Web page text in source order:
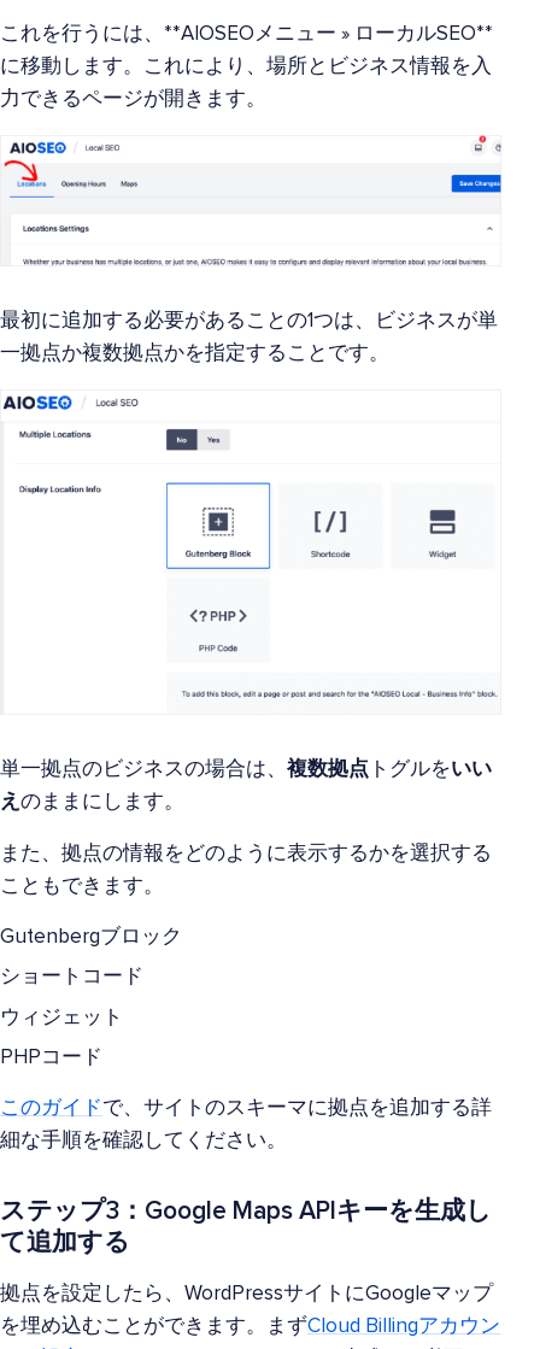
これを行うには、**AIOSEOメニュー » ローカルSEO**
に移動します。これにより、場所とビジネス情報を入
力できるページが開きます。
最初に追加する必要があることの1つは、ビジネスが単
一拠点か複数拠点かを指定することです。
単一拠点のビジネスの場合は、 複数拠点 トグルをいい
え のままにします。
また、拠点の情報をどのように表示するかを選択する
こともできます。
Gutenbergブロック
ショートコード
ウィジェット
PHPコード
このガイドで、サイトのスキーマに拠点を追加する詳
細な手順を確認してください。
ステップ3：Google Maps APIキーを生成し
て追加する
拠点を設定したら、WordPressサイトにGoogleマップ
を埋め込むことができます。まずCloud Billingアカウン